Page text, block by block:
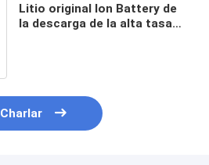
Litio original Ion Battery de
la descarga de la alta tasa
Charlar